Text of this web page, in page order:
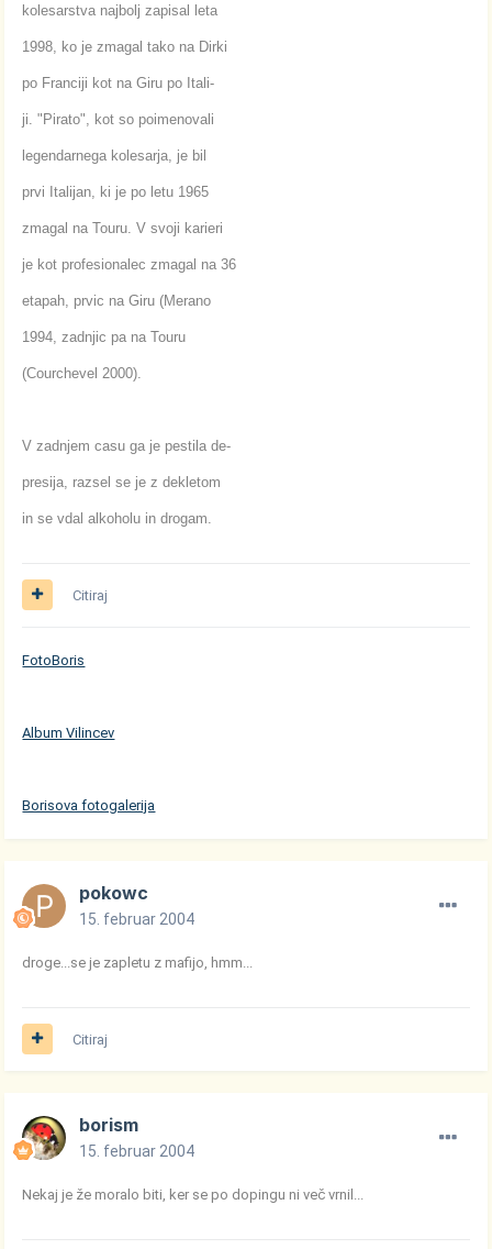
kolesarstva najbolj zapisal leta
1998, ko je zmagal tako na Dirki
po Franciji kot na Giru po Itali-
ji. "Pirato", kot so poimenovali
legendarnega kolesarja, je bil
prvi Italijan, ki je po letu 1965
zmagal na Touru. V svoji karieri
je kot profesionalec zmagal na 36
etapah, prvic na Giru (Merano
1994, zadnjic pa na Touru
(Courchevel 2000).
V zadnjem casu ga je pestila de-
presija, razsel se je z dekletom
in se vdal alkoholu in drogam.
Citiraj
FotoBoris
Album Vilincev
Borisova fotogalerija
pokowc
15. februar 2004
droge...se je zapletu z mafijo, hmm...
Citiraj
borism
15. februar 2004
Nekaj je že moralo biti, ker se po dopingu ni več vrnil...